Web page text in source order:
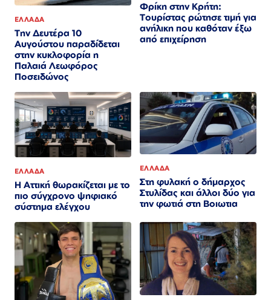
ΕΛΛΑΔΑ
Την Δευτέρα 10
Αυγούστου παραδίδεται
στην κυκλοφορία η
Παλαιά Λεωφόρος
Ποσειδώνος
Φρίκη στην Κρήτη:
Τουρίστας ρώτησε τιμή για
ανήλικη που καθόταν έξω
από επιχείρηση
ΕΛΛΑΔΑ
Η Αττική θωρακίζεται με το
πιο σύγχρονο ψηφιακό
σύστημα ελέγχου
ΕΛΛΑΔΑ
Στη φυλακή ο δήμαρχος
Στυλίδας και άλλοι δύο για
την φωτιά στη Βοιωτια